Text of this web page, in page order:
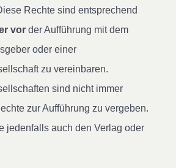
Rechte sind entsprechend
vor der Aufführung mit dem
oder einer
zu vereinbaren.
sind nicht immer
zur Aufführung zu vergeben.
jedenfalls auch den Verlag oder